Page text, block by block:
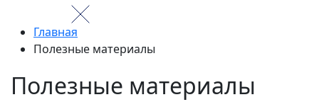
Главная
Полезные материалы
Полезные материалы